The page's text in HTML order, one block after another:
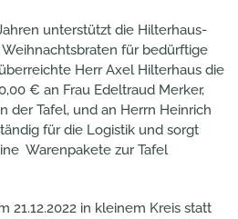
unterstützt die Hilterhaus-
für bedürftige
Herr Axel Hilterhaus die
€ an Frau Edeltraud Merker,
der Tafel, und an Herrn Heinrich
für die Logistik und sorgt
Warenpakete zur Tafel
21.12.2022 in kleinem Kreis statt